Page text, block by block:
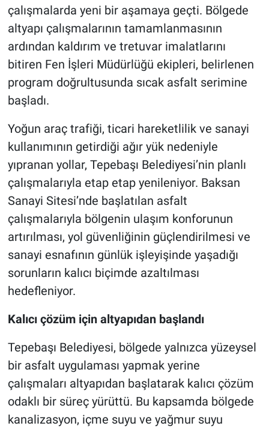
çalışmalarda yeni bir aşamaya geçti. Bölgede
altyapı çalışmalarının tamamlanmasının
ardından kaldırım ve tretuvar imalatlarını
bitiren Fen İşleri Müdürlüğü ekipleri, belirlenen
program doğrultusunda sıcak asfalt serimine
başladı.
Yoğun araç trafiği, ticari hareketlilik ve sanayi
kullanımının getirdiği ağır yük nedeniyle
yıpranan yollar, Tepebaşı Belediyesi’nin planlı
çalışmalarıyla etap etap yenileniyor. Baksan
Sanayi Sitesi’nde başlatılan asfalt
çalışmalarıyla bölgenin ulaşım konforunun
artırılması, yol güvenliğinin güçlendirilmesi ve
sanayi esnafının günlük işleyişinde yaşadığı
sorunların kalıcı biçimde azaltılması
hedefleniyor.
Kalıcı çözüm için altyapıdan başlandı
Tepebaşı Belediyesi, bölgede yalnızca yüzeysel
bir asfalt uygulaması yapmak yerine
çalışmaları altyapıdan başlatarak kalıcı çözüm
odaklı bir süreç yürüttü. Bu kapsamda bölgede
kanalizasyon, içme suyu ve yağmur suyu